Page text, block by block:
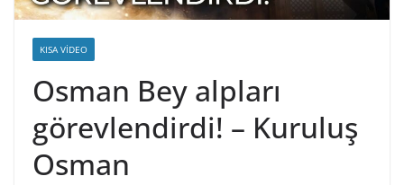
KISA VIDEO
Osman Bey alpları
görevlendirdi! – Kuruluş
Osman